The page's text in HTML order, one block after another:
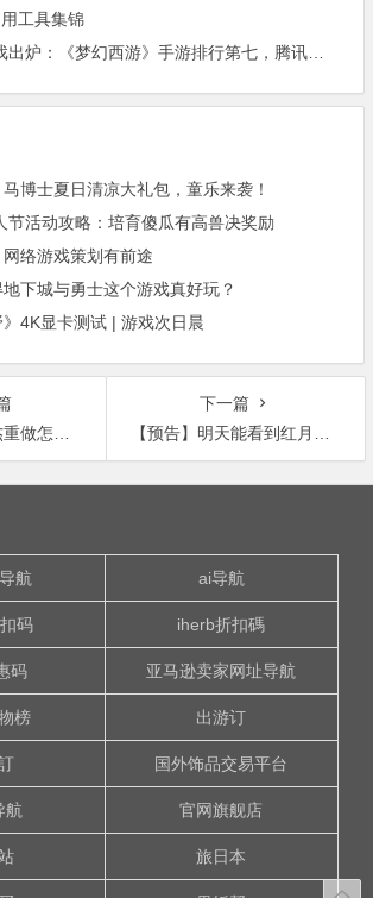
工具集锦
马博士夏日清凉大礼包，童乐来袭！
节活动攻略：培育傻瓜有高兽决奖励
络游戏策划有前途
下城与勇士这个游戏真好玩？
》4K显卡测试 | 游戏次日晨
、搭配铭文
下一篇
【预告】明天能看到红月亮？前提是……天气好
航 ai导航
码 iherb折扣碼
码 亚马逊卖家网址导航
榜 出游订
国外饰品交易平台
航 官网旗舰店
旅日本